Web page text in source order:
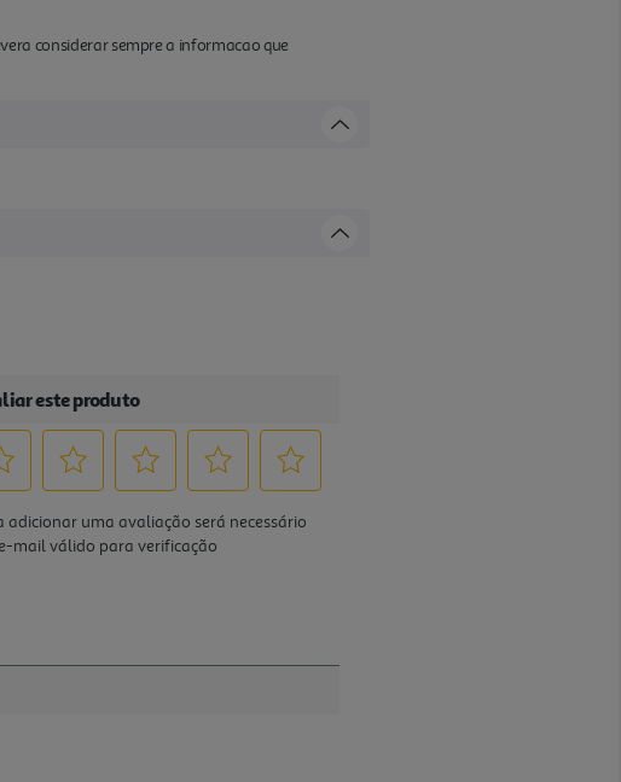
considerar sempre a informacao que